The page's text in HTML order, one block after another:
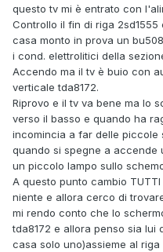
questo tv mi è entrato con
Controllo il fin di riga
casa monto in prova un
i cond. elettrolitici della
Accendo ma il tv è buio con
verticale tda8172.
Riprovo e il tv va bene ma lo
verso il basso e quando ha
incomincia a far delle piccole
quando si spegne a accende
un piccolo lampo sullo
A questo punto cambio
niente e allora cerco di
mi rendo conto che lo
tda8172 e allora penso sia lui
casa solo uno)assieme al riga